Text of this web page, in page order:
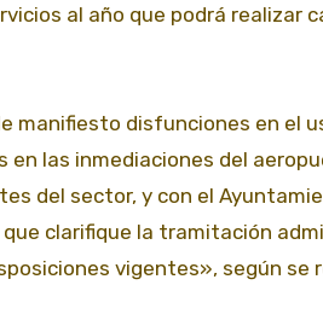
al año que podrá realizar
manifiesto disfunciones en el
las inmediaciones del
del sector, y con el
clarifique la tramitación
vigentes», según se